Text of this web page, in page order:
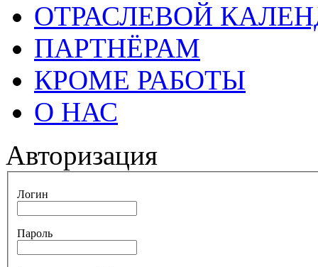
ОТРАСЛЕВОЙ
ПАРТНЁРАМ
КРОМЕ РАБОТЫ
О НАС
Авторизация
Логин
Пароль